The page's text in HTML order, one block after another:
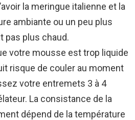
la meringue italienne et la
ambiante ou un peu plus
pas plus chaud.
votre mousse est trop liquide
risque de couler au moment
votre entremets 3 à 4
La consistance de la
dépend de la température